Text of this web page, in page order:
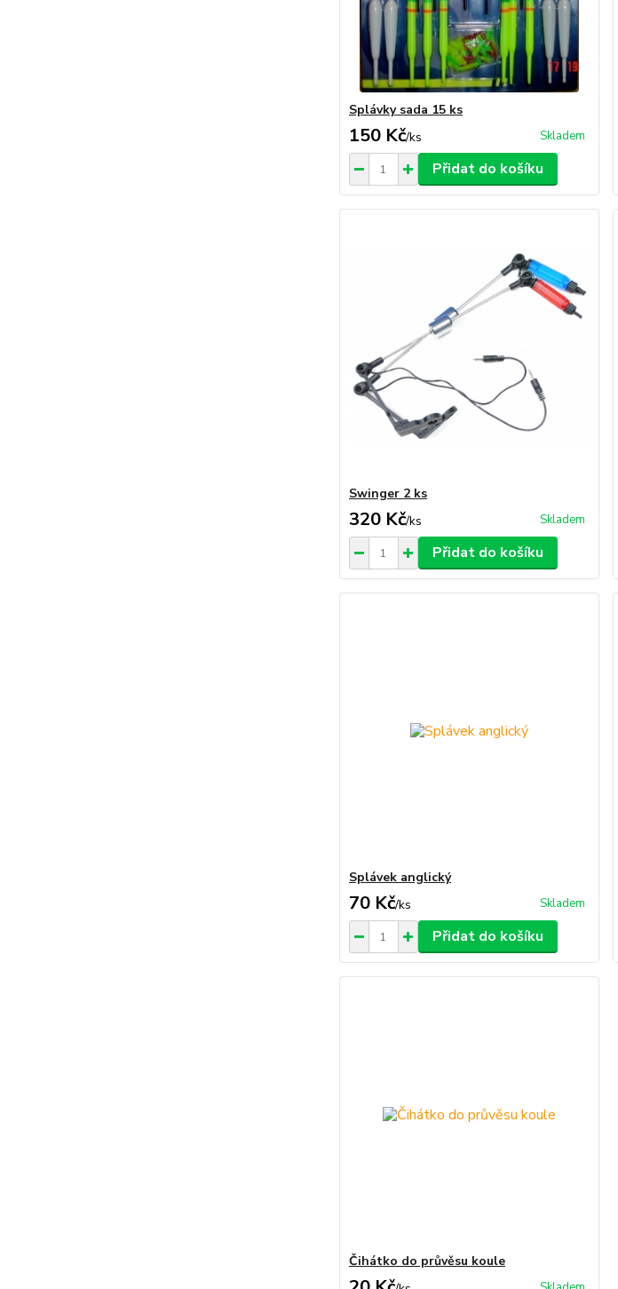
Splávky sada 15 ks
150 Kč/ks Skladem
Přidat do košíku
Swinger 2 ks
320 Kč/ks Skladem
Přidat do košíku
Splávek anglický
70 Kč/ks Skladem
Přidat do košíku
Čihátko do průvěsu koule